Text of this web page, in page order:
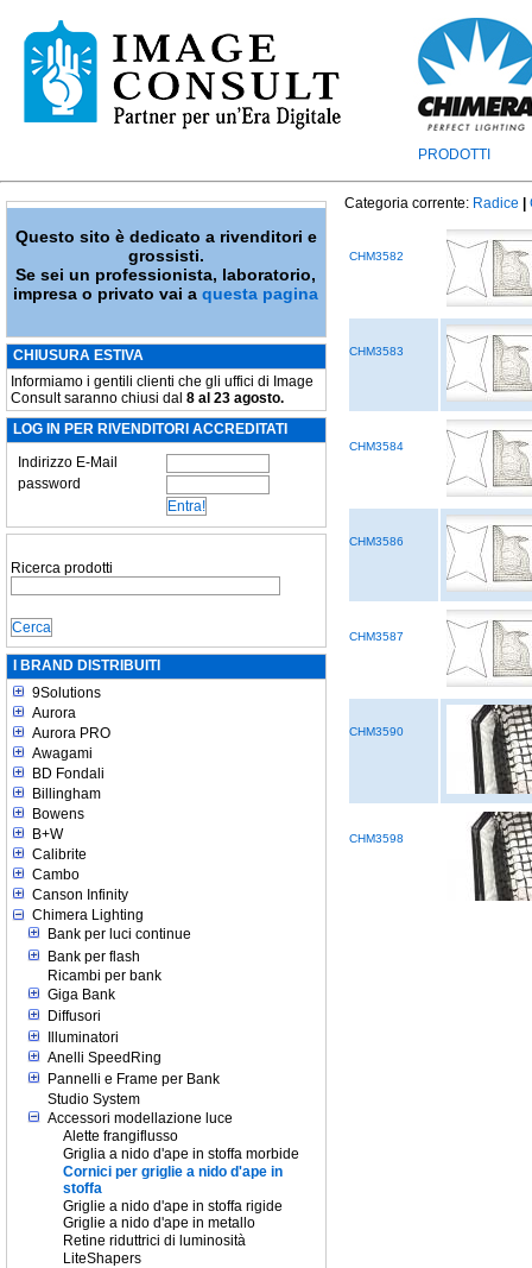
PRODOTTI
Questo sito è dedicato a rivenditori e
grossisti.
Se sei un professionista, laboratorio,
impresa o privato vai aquesta pagina
CHIUSURA ESTIVA
Informiamo i gentili clienti che gli uffici di Image
Consult saranno chiusi dal 8 al 23 agosto.
LOG IN PER RIVENDITORI ACCREDITATI
Indirizzo E-Mail
password
Ricerca prodotti
I BRAND DISTRIBUITI
9Solutions
Aurora
Aurora PRO
Awagami
BD Fondali
Billingham
Bowens
B+W
Calibrite
Cambo
Canson Infinity
Chimera Lighting
Bank per luci continue
Bank per flash
Ricambi per bank
Giga Bank
Diffusori
Illuminatori
Anelli SpeedRing
Pannelli e Frame per Bank
Studio System
Accessori modellazione luce
Alette frangiflusso
Griglia a nido d'ape in stoffa morbide
Cornici per griglie a nido d'ape in
stoffa
Griglie a nido d'ape in stoffa rigide
Griglie a nido d'ape in metallo
Retine riduttrici di luminosità
LiteShapers
Categoria corrente: Radice
CHM3582
CHM3583
CHM3584
CHM3586
CHM3587
CHM3590
CHM3598